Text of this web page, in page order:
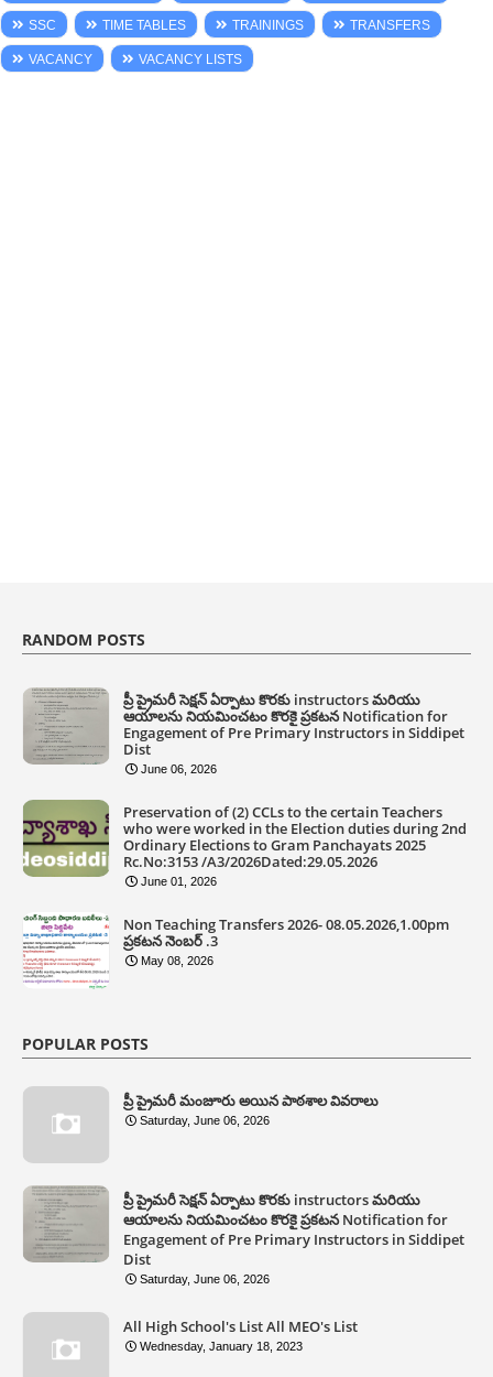
SSC TIME TABLES TRAININGS TRANSFERS
VACANCY VACANCY LISTS
RANDOM POSTS
ప్రీ ప్రైమరీ సెక్షన్ ఏర్పాటు కొరకు instructors మరియు
ఆయాలను నియమించటం కొరకై ప్రకటన Notification for
Engagement of Pre Primary Instructors in Siddipet
Dist
June 06, 2026
Preservation of (2) CCLs to the certain Teachers
who were worked in the Election duties during 2nd
Ordinary Elections to Gram Panchayats 2025
Rc.No:3153 /A3/2026Dated:29.05.2026
June 01, 2026
Non Teaching Transfers 2026- 08.05.2026,1.00pm
ప్రకటన నెంబర్ .3
May 08, 2026
POPULAR POSTS
ప్రీ ప్రైమరీ మంజూరు అయిన పాఠశాల వివరాలు
Saturday, June 06, 2026
ప్రీ ప్రైమరీ సెక్షన్ ఏర్పాటు కొరకు instructors మరియు
ఆయాలను నియమించటం కొరకై ప్రకటన Notification for
Engagement of Pre Primary Instructors in Siddipet
Dist
Saturday, June 06, 2026
All High School's List All MEO's List
Wednesday, January 18, 2023